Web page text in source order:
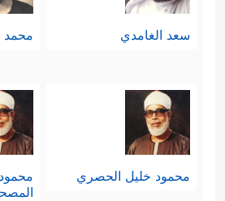
سعد الغامدي محمد
محمود خليل الحصري